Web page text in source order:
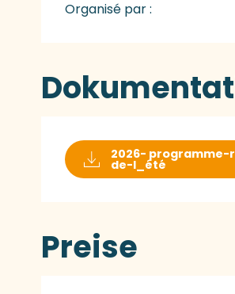
Organisé par :
2026- programme-
de-l_été
Preise